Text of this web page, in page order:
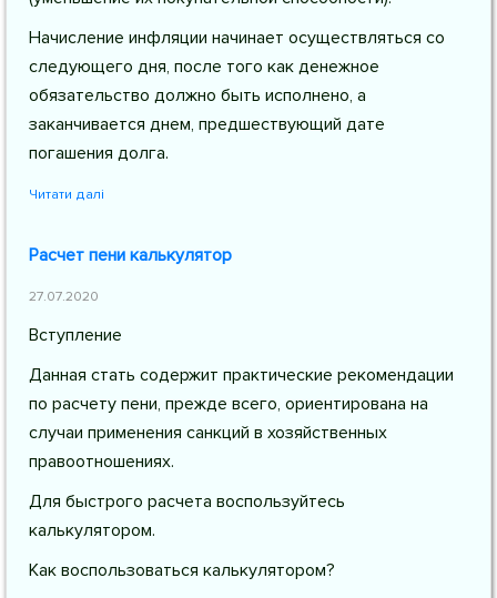
Начисление инфляции начинает осуществляться со
следующего дня, после того как денежное
обязательство должно быть исполнено, а
заканчивается днем, предшествующий дате
погашения долга.
Читати далі
Расчет пени калькулятор
27.07.2020
Вступление
Данная стать содержит практические рекомендации
по расчету пени, прежде всего, ориентирована на
случаи применения санкций в хозяйственных
правоотношениях.
Для быстрого расчета воспользуйтесь
калькулятором.
Как воспользоваться калькулятором?